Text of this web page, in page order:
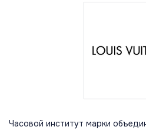
Часовой институт марки